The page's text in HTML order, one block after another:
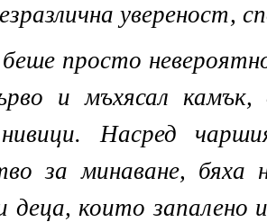
увереност,
просто
и мъхясал камък,
нивици. Насред
за минаване, бяха
деца, които запалено